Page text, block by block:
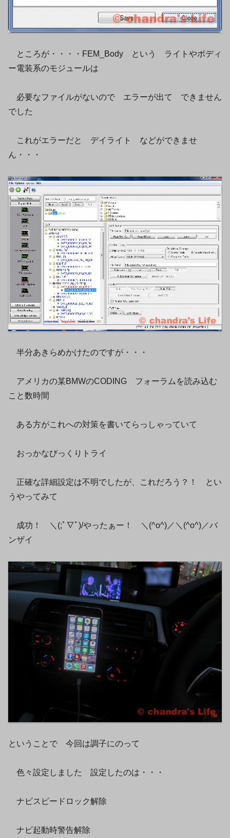
ところが・・・・FEM_Body という ライトやボディ
ー電装系のモジュールは
必要なファイルがないので エラーが出て できません
でした
これがエラーだと デイライト などができませ
ん・・・
半分あきらめかけたのですが・・・
アメリカの某BMWのCODING フォーラムを読み込む
こと数時間
ある方がこれへの対策を書いてらっしゃっていて
おっかなびっくりトライ
正確な詳細設定は不明でしたが、これだろう？！ とい
うやってみて
成功！ ＼(;ﾟ∇ﾟ)/やったぁー！ ＼(^o^)／＼(^o^)／バ
ンザイ
ということで 今回は調子にのって
色々設定しました 設定したのは・・・
ナビスピードロック解除
ナビ起動時警告解除